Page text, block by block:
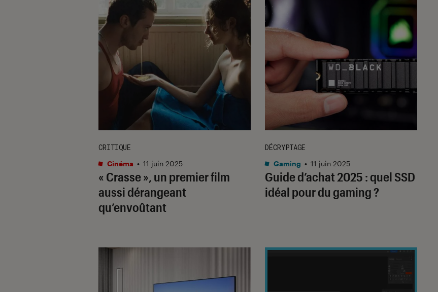
« Crasse », un premier film
aussi dérangeant
qu’envoûtant
CRITIQUE
Cinéma • 11 juin 2025
Guide d’achat 2025 : quel SSD
idéal pour du gaming ?
DÉCRYPTAGE
Gaming • 11 juin 2025